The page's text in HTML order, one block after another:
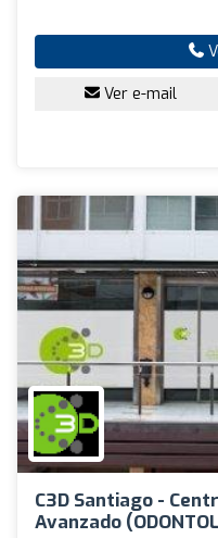
Ver e-mail
C3D Santiago -
Avanzado